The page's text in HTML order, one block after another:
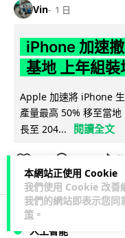
本網站正使用 Cookie
我們使用 Cookie 改善
我們的網站即表示您同
策 。
Vin 1 日
iPhone 加速
基地 上年組
Apple 加速將 iPhone
產量最高 50% 移至當
長至 204...
閱讀全文
人工智能